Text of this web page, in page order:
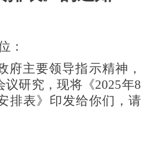
：
府主要领导指示精神，
议研究，现将《2025年8
排表》印发给你们，请